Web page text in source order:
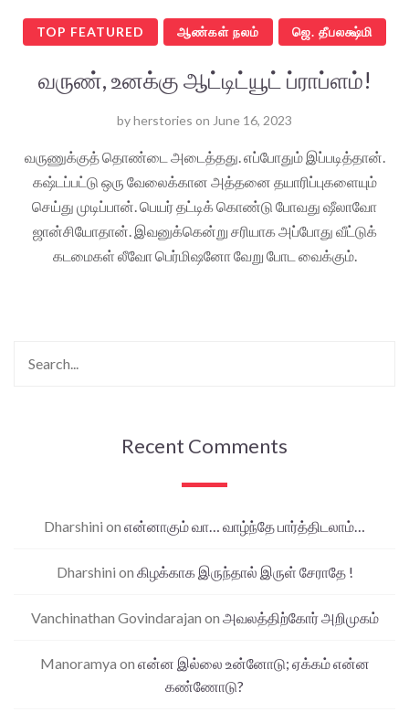
TOP FEATURED ஆண்கள் நலம் ஜெ. தீபலக்ஷ்மி
வருண், உனக்கு ஆட்டிட்யூட் ப்ராப்ளம்!
byherstories on June 16, 2023
வருணுக்குத் தொண்டை அடைத்தது. எப்போதும் இப்படித்தான்.
கஷ்டப்பட்டு ஒரு வேலைக்கான அத்தனை தயாரிப்புகளையும்
செய்து முடிப்பான். பெயர் தட்டிக் கொண்டு போவது ஷீலாவோ
ஜான்சியோதான். இவனுக்கென்று சரியாக அப்போது வீட்டுக்
கடமைகள் லீவோ பெர்மிஷனோ வேறு போட வைக்கும்.
Recent Comments
Dharshini on என்னாகும் வா… வாழ்ந்தே பார்த்திடலாம்…
Dharshini on கிழக்காக இருந்தால் இருள் சேராதே !
Vanchinathan Govindarajan on அவலத்திற்கோர் அறிமுகம்
Manoramya on என்ன இல்லை உன்னோடு; ஏக்கம் என்ன
கண்ணோடு?